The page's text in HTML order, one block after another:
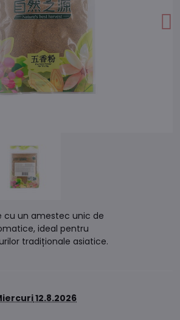
cu un amestec unic de
ideal pentru
tradiționale asiatice.
12.8.2026